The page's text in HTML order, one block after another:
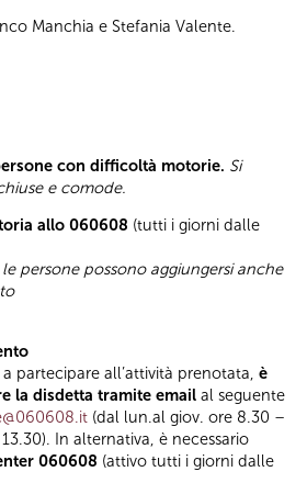
Manchia e Stefania Valente.
con difficoltà motorie. Si
e comode.
allo 060608 (tutti i giorni dalle
persone possono aggiungersi anche
partecipare all’attività prenotata, è
la disdetta tramite email al seguente
(dal lun.al giov. ore 8.30 –
In alternativa, è necessario
060608 (attivo tutti i giorni dalle